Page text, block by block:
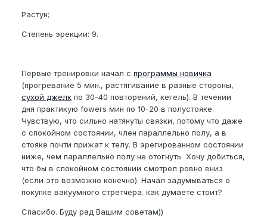
Растун;
Степень эрекции: 9.
Первые тренировки начал с программы новичка
(прогревание 5 мин., растягивание в разные стороны,
сухой джелк по 30-40 повторений, кегель). В течении
дня практикую fowers мин по 10-20 в полустояке.
Чувствую, что сильно натянуты связки, потому что даже
с спокойном состоянии, член параллельно полу, а в
стояке почти прижат к телу. В эрегированном состоянии
ниже, чем параллельно полу не отогнуть Хочу добиться,
что бы в спокойном состоянии смотрел ровно вниз
(если это возможно конечно). Начал задумываться о
покупке вакуумного стретчера. как думаете стоит?
Спасибо. Буду рад Вашим советам))